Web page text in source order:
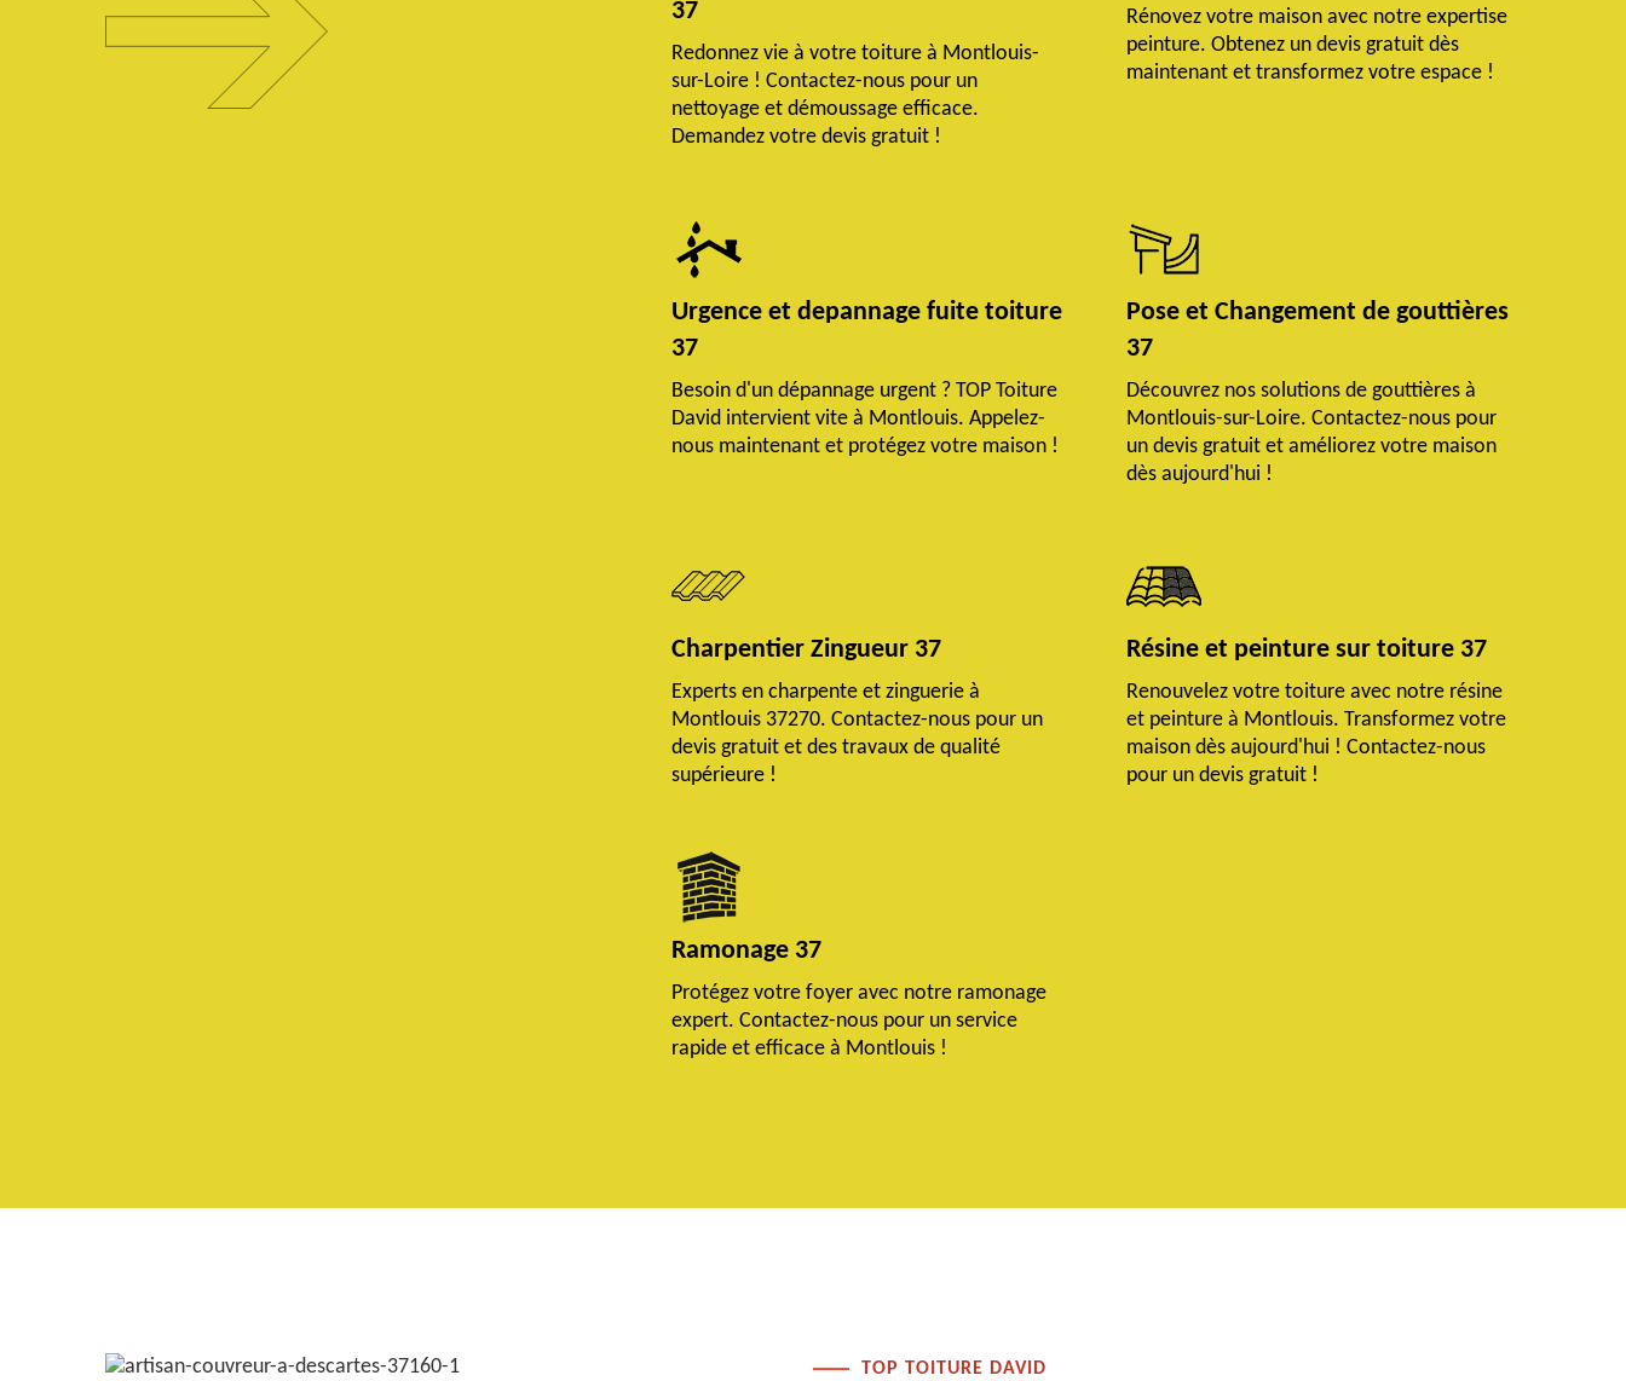
37
Redonnez vie à votre toiture à Montlouis-
sur-Loire ! Contactez-nous pour un
nettoyage et démoussage efficace.
Demandez votre devis gratuit !
Rénovez votre maison avec notre expertise
peinture. Obtenez un devis gratuit dès
maintenant et transformez votre espace !
Urgence et depannage fuite toiture
37
Besoin d'un dépannage urgent ? TOP Toiture
David intervient vite à Montlouis. Appelez-
nous maintenant et protégez votre maison !
Pose et Changement de gouttières
37
Découvrez nos solutions de gouttières à
Montlouis-sur-Loire. Contactez-nous pour
un devis gratuit et améliorez votre maison
dès aujourd'hui !
Charpentier Zingueur 37
Experts en charpente et zinguerie à
Montlouis 37270. Contactez-nous pour un
devis gratuit et des travaux de qualité
supérieure !
Résine et peinture sur toiture 37
Renouvelez votre toiture avec notre résine
et peinture à Montlouis. Transformez votre
maison dès aujourd'hui ! Contactez-nous
pour un devis gratuit !
Ramonage 37
Protégez votre foyer avec notre ramonage
expert. Contactez-nous pour un service
rapide et efficace à Montlouis !
TOP TOITURE DAVID